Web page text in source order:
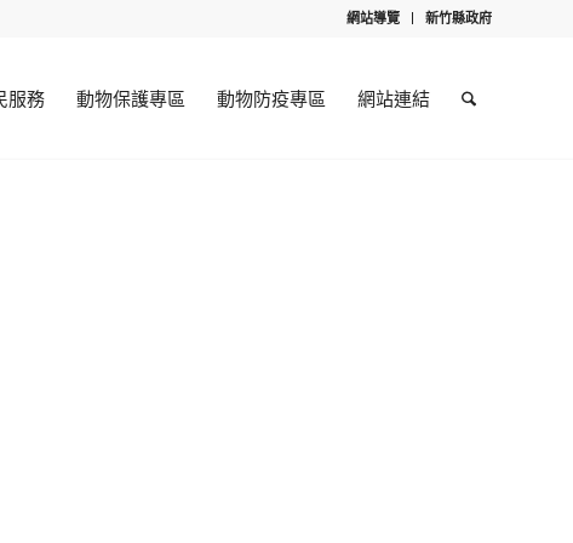
網站導覽 新竹縣政府
服務 動物保護專區 動物防疫專區 網站連結